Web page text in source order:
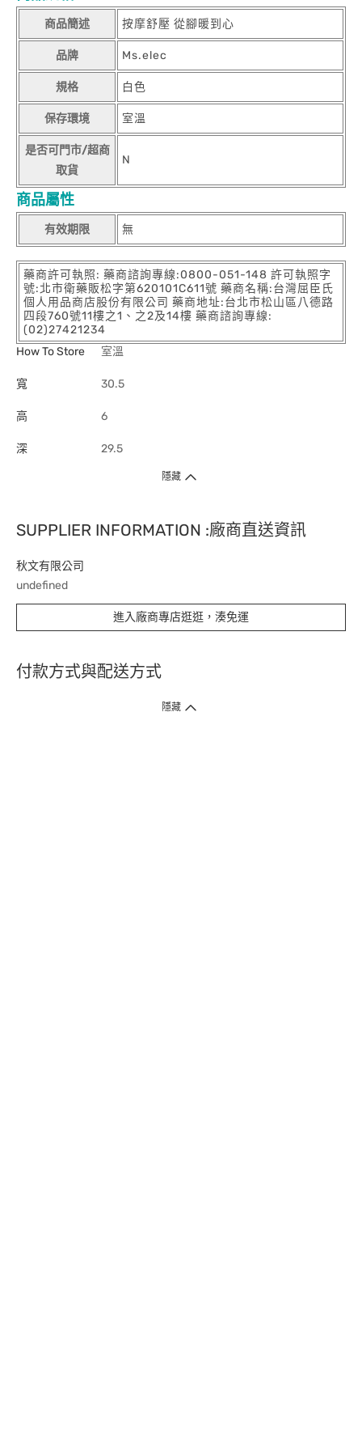
商品簡述 按摩舒壓 從腳暖到心
品牌 Ms.elec
規格 白色
保存環境 室溫
是否可門市/超商
取貨
N
商品屬性
有效期限 無
藥商許可執照: 藥商諮詢專線:0800-051-148 許可執照字
號:北市衛藥販松字第620101C611號 藥商名稱:台灣屈臣氏
個人用品商店股份有限公司 藥商地址:台北市松山區八德路
四段760號11樓之1、之2及14樓 藥商諮詢專線:
(02)27421234
How To Store
室溫
寬 30.5
高 6
深 29.5
隱藏
SUPPLIER INFORMATION :廠商直送資訊
秋文有限公司
undefined
進入廠商專店逛逛，湊免運
付款方式與配送方式
隱藏